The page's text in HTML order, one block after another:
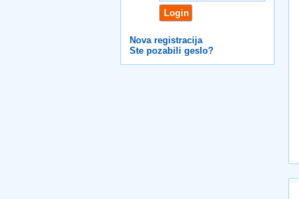
Nova registracija
Ste pozabili geslo?